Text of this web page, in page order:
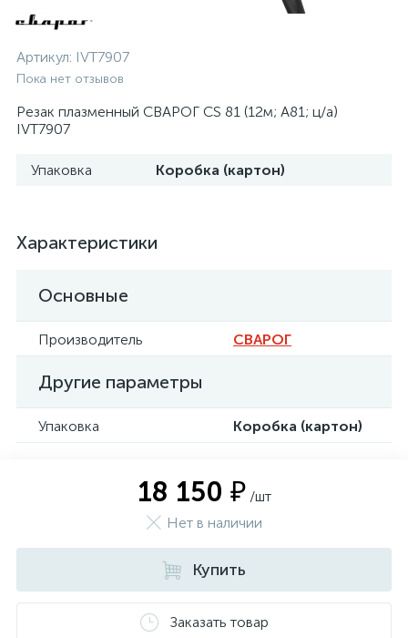
Артикул: IVT7907
Пока нет отзывов
Резак плазменный СВАРОГ CS 81 (12м; А81; ц/а)
IVT7907
Упаковка Коробка (картон)
Характеристики
Основные
Производитель СВАРОГ
Другие параметры
Упаковка Коробка (картон)
18 150 ₽ /шт
Нет в наличии
Купить
Заказать товар